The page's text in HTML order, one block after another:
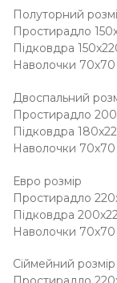
Полуторний
Простирадло
Підковдра
Наволочки
Двоспальний
Простирадло
Підковдра
Наволочки
Евро розмір
Простирадло
Підковдра
Наволочки
Сіймейний розмір